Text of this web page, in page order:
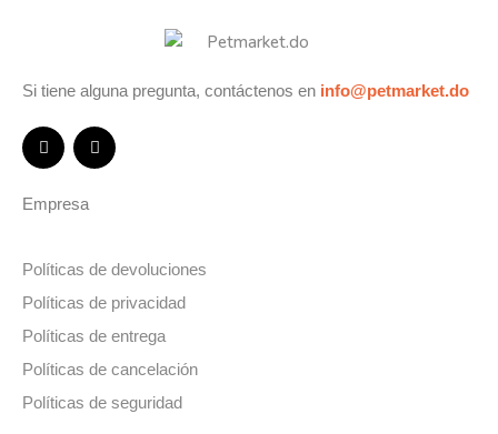
Si tiene alguna pregunta, contáctenos en info@petmarket.do
Empresa
Políticas de devoluciones
Políticas de privacidad
Políticas de entrega
Políticas de cancelación
Políticas de seguridad